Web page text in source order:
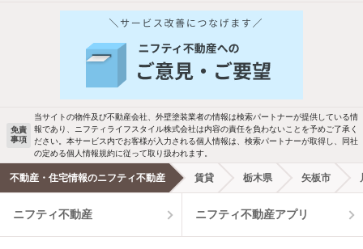
他の人はこんな条件で絞り込んでいます！
バス・トイレ別 2階以上
洗濯機置場あり 独立洗面台
エアコンあり 都市ガス
温水洗浄便座 オートロック
免責
事項
当サイトの物件及び不動産会社、外壁塗装業者の情報は検索パートナーが提供している情
報であり、ニフティライフスタイル株式会社は内容の責任を負わないことを予めご了承く
ださい。本サービス内でお客様が入力される個人情報は、検索パートナーが取得し、同社
の定める個人情報規約に従って取り扱われます。
不動産・住宅情報のニフティ不動産 賃貸 栃木県 矢板市
ニフティ不動産 ニフティ不動産アプリ